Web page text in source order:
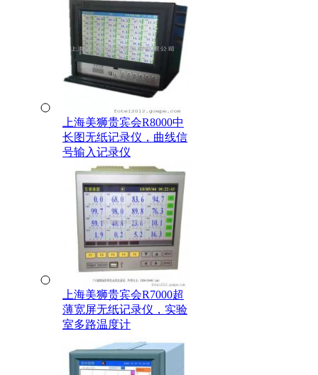
上海美狮贵宾会R8000中
长图无纸记录仪，曲线信
号输入记录仪
上海美狮贵宾会R7000超
薄宽屏无纸记录仪，实验
室多路温度计